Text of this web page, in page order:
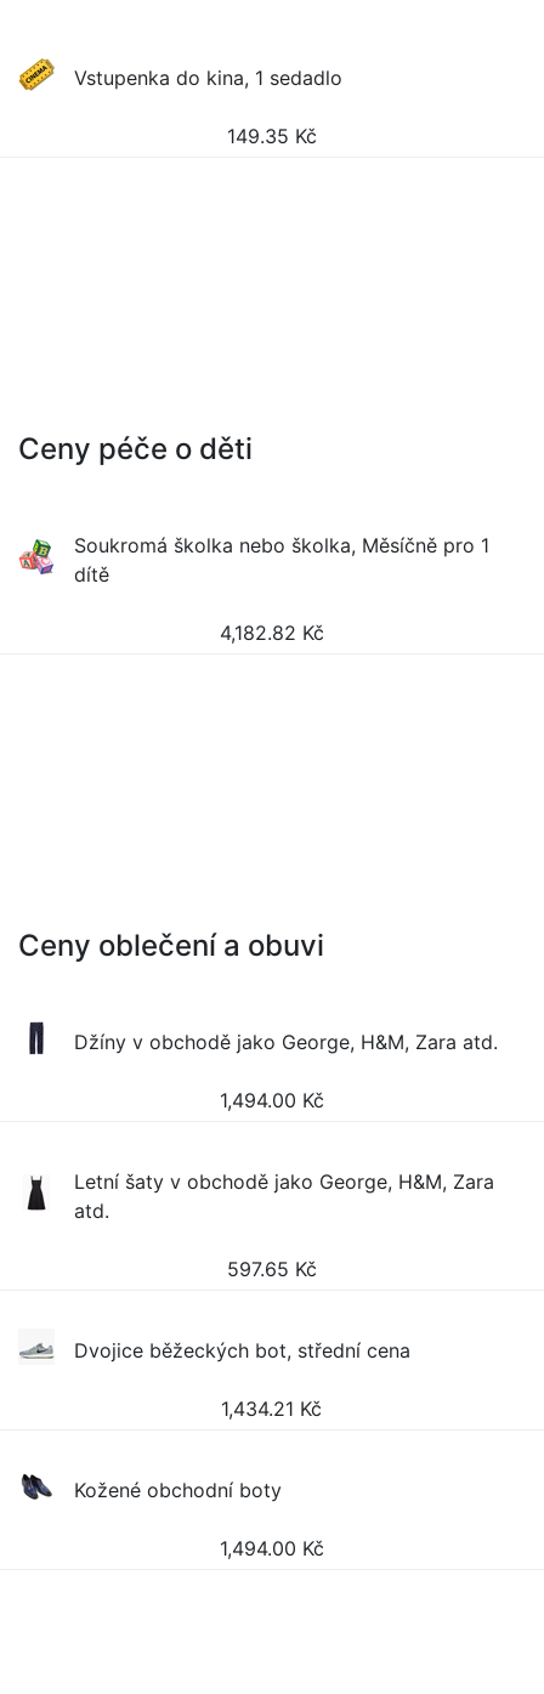
Vstupenka do kina, 1 sedadlo
149.35 Kč
Ceny péče o děti
Soukromá školka nebo školka, Měsíčně pro 1
dítě
4,182.82 Kč
Ceny oblečení a obuvi
Džíny v obchodě jako George, H&M, Zara atd.
1,494.00 Kč
Letní šaty v obchodě jako George, H&M, Zara
atd.
597.65 Kč
Dvojice běžeckých bot, střední cena
1,434.21 Kč
Kožené obchodní boty
1,494.00 Kč